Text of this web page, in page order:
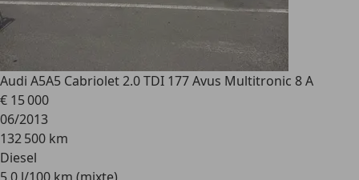
Audi A5A5 Cabriolet 2.0 TDI 177 Avus Multitronic 8 A
€ 15 000
06/2013
132 500 km
Diesel